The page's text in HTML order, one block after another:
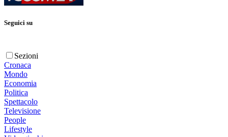
Seguici su
Sezioni
Cronaca
Mondo
Economia
Politica
Spettacolo
Televisione
People
Lifestyle